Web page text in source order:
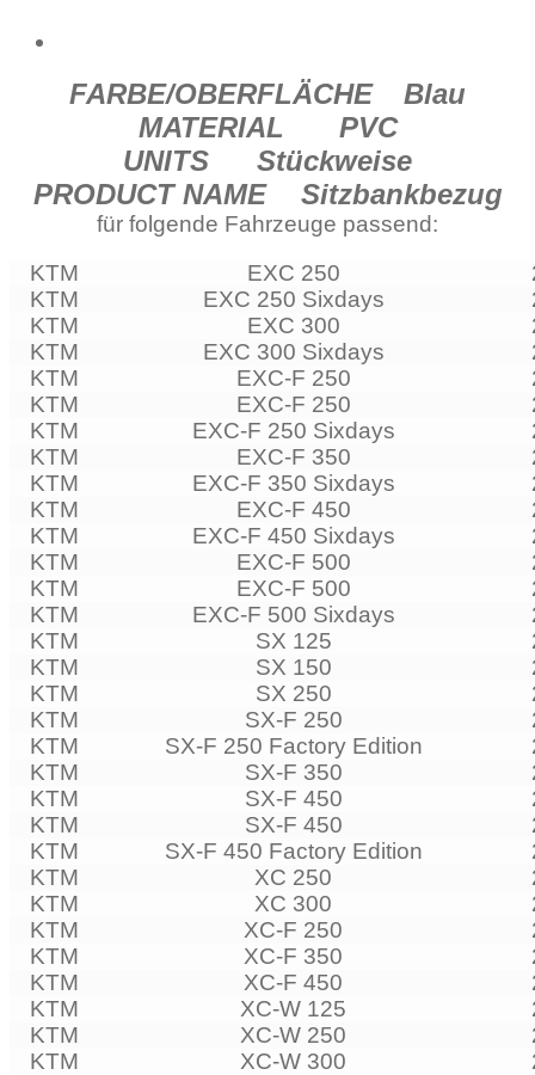
FARBE/OBERFLÄCHE
Blau
MATERIAL
PVC
UNITS
Stückweise
PRODUCT NAME
Sitzbankbezug
für folgende Fahrzeuge passend:
KTM
EXC 250
KTM
EXC 250 Sixdays
KTM
EXC 300
KTM
EXC 300 Sixdays
KTM
EXC-F 250
KTM
EXC-F 250
KTM
EXC-F 250 Sixdays
KTM
EXC-F 350
KTM
EXC-F 350 Sixdays
KTM
EXC-F 450
KTM
EXC-F 450 Sixdays
KTM
EXC-F 500
KTM
EXC-F 500
KTM
EXC-F 500 Sixdays
KTM
SX 125
KTM
SX 150
KTM
SX 250
KTM
SX-F 250
KTM
SX-F 250 Factory Edition
KTM
SX-F 350
KTM
SX-F 450
KTM
SX-F 450
KTM
SX-F 450 Factory Edition
KTM
XC 250
KTM
XC 300
KTM
XC-F 250
KTM
XC-F 350
KTM
XC-F 450
KTM
XC-W 125
KTM
XC-W 250
KTM
XC-W 300